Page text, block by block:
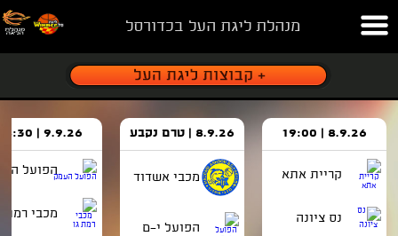
מנהלת ליגת העל בכדורסל
8.9.26 | 19:00
קריית אתא
נס ציונה
8.9.26 | טרם נקבע
מכבי אשדוד
הפועל י-ם
9.9.26 | 18:30
הפועל
מכבי רמת